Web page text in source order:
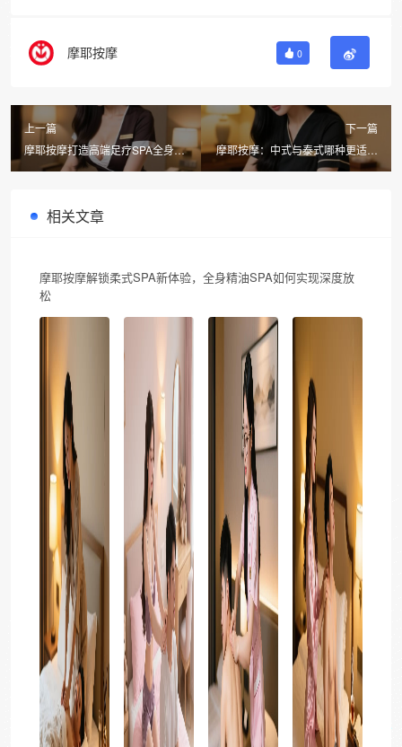
摩耶按摩 0
上一篇
摩耶按摩打造高端足疗SPA全身舒
缓体验，健康生活新选择
下一篇
摩耶按摩：中式与泰式哪种更适合
男性保健？高端足疗SPA全身舒缓
相关文章
摩耶按摩解锁柔式SPA新体验，全身精油SPA如何实现深度放
松